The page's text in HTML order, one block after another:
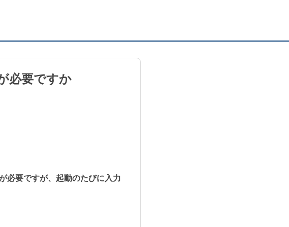
必要ですか
必要ですが、起動のたびに入力